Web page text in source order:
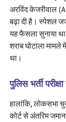
अरविंद केजरीवाल
बढ़ा दी है। स्पेशल
यह फैसला सुनाया
शराब घोटाला मामले
था।
पुलिस भर्ती
हालांकि, लोकसभा
कोर्ट से अंतरिम